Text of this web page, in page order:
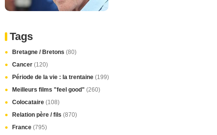
Tags
Bretagne / Bretons (80)
Cancer (120)
Période de la vie : la trentaine (199)
Meilleurs films "feel good" (260)
Colocataire (108)
Relation père / fils (870)
France (795)